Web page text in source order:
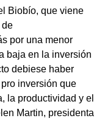
Biobío, que viene
de
por una menor
baja en la inversión
debiese haber
inversión que
la productividad y el
Martin, presidenta